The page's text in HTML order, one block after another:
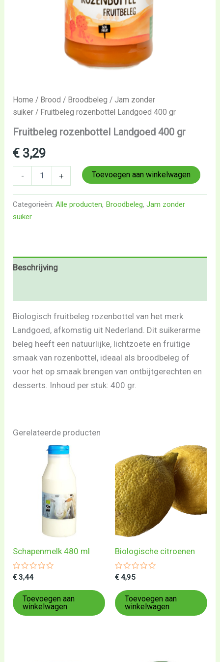
Home / Brood / Broodbeleg /Jam zonder
suiker / Fruitbeleg rozenbottel Landgoed 400 gr
Fruitbeleg rozenbottel Landgoed 400 gr
€ 3,29
- + Toevoegen aan winkelwagen
Categorieën:Alle producten, Broodbeleg,Jam zonder
suiker
Beschrijving
Biologisch fruitbeleg rozenbottel van het merk
Landgoed, afkomstig uit Nederland. Dit suikerarme
beleg heeft een natuurlijke, lichtzoete en fruitige
smaak van rozenbottel, ideaal als broodbeleg of
voor het op smaak brengen van ontbijtgerechten en
desserts. Inhoud per stuk: 400 gr.
Gerelateerde producten
Schapenmelk 480 ml
Gewaardeerd
uit
5
€ 3,44
Toevoegen aan
winkelwagen
Biologische citroenen
Gewaardeerd
uit
5
€ 4,95
Toevoegen aan
winkelwagen